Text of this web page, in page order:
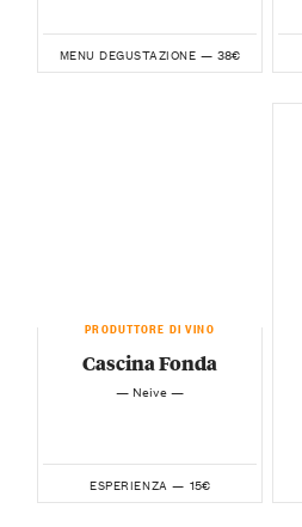
MENU DEGUSTAZIONE — 38€
PRODUTTORE DI VINO
Cascina Fonda
— Neive —
ESPERIENZA — 15€